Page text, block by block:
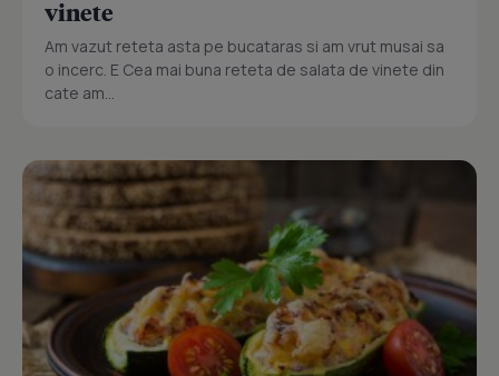
vinete
Am vazut reteta asta pe bucataras si am vrut musai sa
o incerc. E Cea mai buna reteta de salata de vinete din
cate am...